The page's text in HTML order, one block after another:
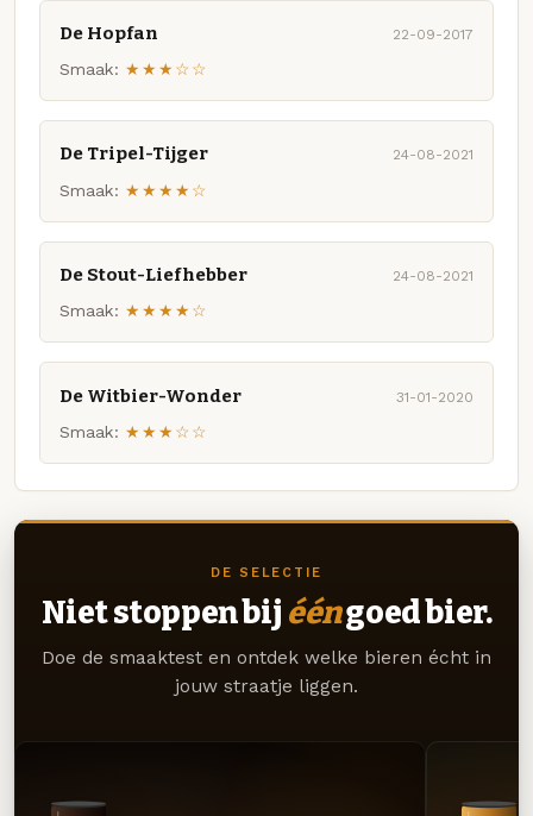
De Hopfan 22-09-2017
Smaak: ★★★☆☆
De Tripel-Tijger 24-08-2021
Smaak: ★★★★☆
De Stout-Liefhebber 24-08-2021
Smaak: ★★★★☆
De Witbier-Wonder 31-01-2020
Smaak: ★★★☆☆
DE SELECTIE
Niet stoppen bij ééngoed bier.
Doe de smaaktest en ontdek welke bieren écht in
jouw straatje liggen.